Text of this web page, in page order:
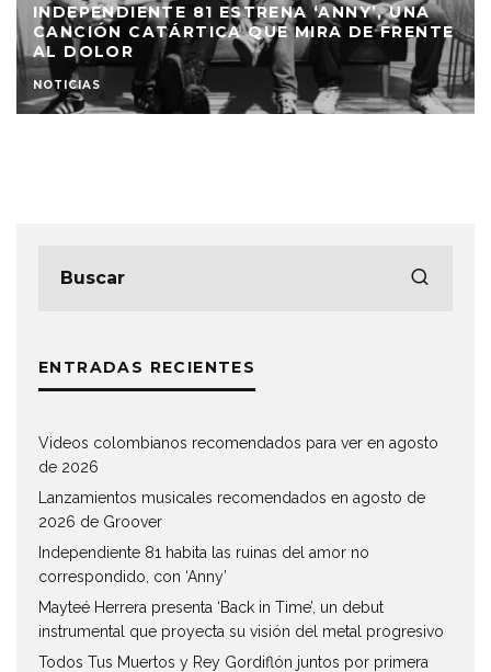
INDEPENDIENTE 81 ESTRENA ‘ANNY’, UNA
CANCIÓN CATÁRTICA QUE MIRA DE FRENTE
AL DOLOR
NOTICIAS
ENTRADAS RECIENTES
Videos colombianos recomendados para ver en agosto
de 2026
Lanzamientos musicales recomendados en agosto de
2026 de Groover
Independiente 81 habita las ruinas del amor no
correspondido, con ‘Anny’
Mayteé Herrera presenta ‘Back in Time’, un debut
instrumental que proyecta su visión del metal progresivo
Todos Tus Muertos y Rey Gordiflón juntos por primera